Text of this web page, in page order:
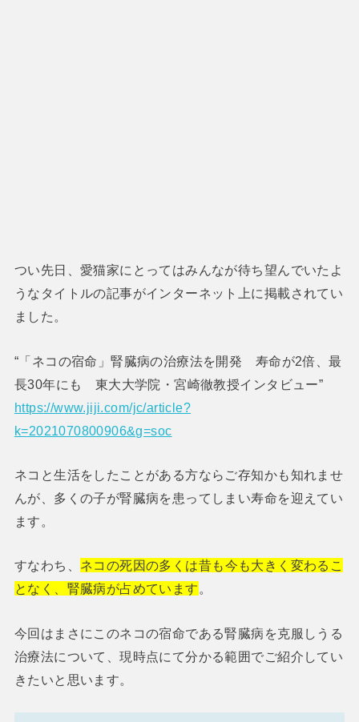
つい先日、愛猫家にとってはみんなが待ち望んでいたよ
うなタイトルの記事がインターネット上に掲載されてい
ました。
“「ネコの宿命」腎臓病の治療法を開発 寿命が2倍、最
長30年にも 東大大学院・宮崎徹教授インタビュー”
https://www.jiji.com/jc/article?
k=2021070800906&g=soc
ネコと生活をしたことがある方ならご存知かも知れませ
んが、多くの子が腎臓病を患ってしまい寿命を迎えてい
ます。
すなわち、 ネコの死因の多くは昔も今も大きく変わるこ
となく、腎臓病が占めています 。
今回はまさにこのネコの宿命である腎臓病を克服しうる
治療法について、現時点にて分かる範囲でご紹介してい
きたいと思います。